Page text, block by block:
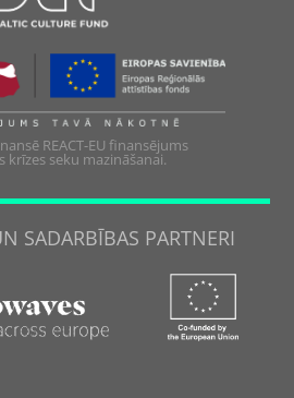
REACT-EU finansējums
krīzes seku mazināšanai.
SADARBĪBAS PARTNERI